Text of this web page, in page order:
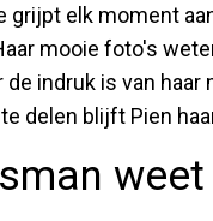
grijpt elk moment
mooie foto's
de indruk is van
delen blijft Pien